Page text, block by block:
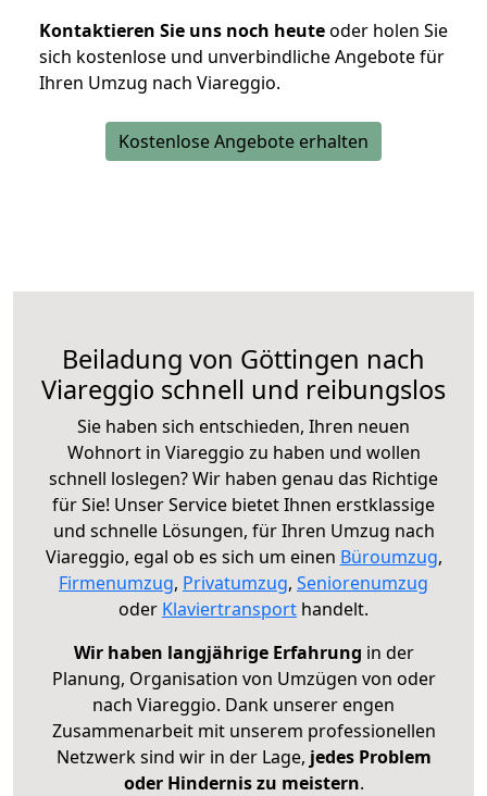
Kontaktieren Sie uns noch heuteoder holen Sie
sich kostenlose und unverbindliche Angebote für
Ihren Umzug nach Viareggio.
Kostenlose Angebote erhalten
Beiladung von Göttingen nach
Viareggio schnell und reibungslos
Sie haben sich entschieden, Ihren neuen
Wohnort in Viareggio zu haben und wollen
schnell loslegen? Wir haben genau das Richtige
für Sie! Unser Service bietet Ihnen erstklassige
und schnelle Lösungen, für Ihren Umzug nach
Viareggio, egal ob es sich um einen Büroumzug,
Firmenumzug, Privatumzug, Seniorenumzug
oder Klaviertransport handelt.
Wir haben langjährige Erfahrung in der
Planung, Organisation von Umzügen von oder
nach Viareggio. Dank unserer engen
Zusammenarbeit mit unserem professionellen
Netzwerk sind wir in der Lage, jedes Problem
oder Hindernis zu meistern.